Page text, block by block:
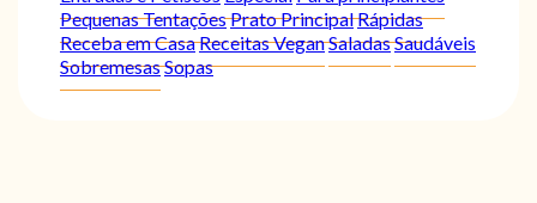
Pequenas TentaçõesPrato PrincipalRápidas
Receba em CasaReceitas VeganSaladasSaudáveis
SobremesasSopas